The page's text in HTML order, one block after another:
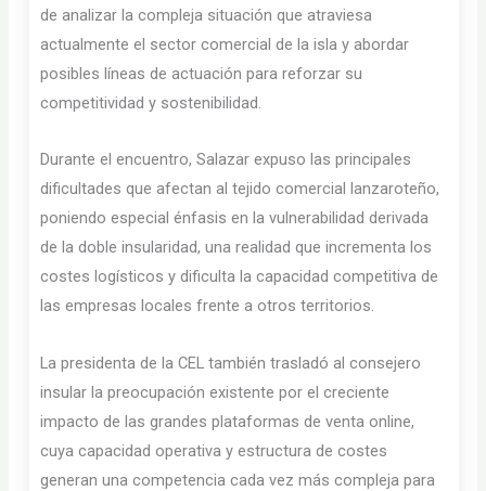
de analizar la compleja situación que atraviesa
actualmente el sector comercial de la isla y abordar
posibles líneas de actuación para reforzar su
competitividad y sostenibilidad.
Durante el encuentro, Salazar expuso las principales
dificultades que afectan al tejido comercial lanzaroteño,
poniendo especial énfasis en la vulnerabilidad derivada
de la doble insularidad, una realidad que incrementa los
costes logísticos y dificulta la capacidad competitiva de
las empresas locales frente a otros territorios.
La presidenta de la CEL también trasladó al consejero
insular la preocupación existente por el creciente
impacto de las grandes plataformas de venta online,
cuya capacidad operativa y estructura de costes
generan una competencia cada vez más compleja para